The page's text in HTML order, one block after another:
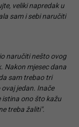
veliki napredak u
sam i sebi naručiti
naručiti nešto ovog
Nakon mjesec dana
sam trebao tri
jedan. Inače
istina ono što kažu
treba žaliti".